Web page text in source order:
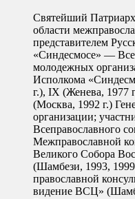
Святейший
области
представителем
«Синдесмосе» —
молодежных
Исполкома
г.), IX (Женева, 1977
(Москва, 1992 г.)
организации;
Всеправославного
Межправославной
Великого Собора
(Шамбези, 1993,
православной
видение ВСЦ»